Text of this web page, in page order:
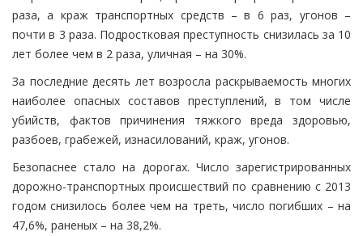
раза, а краж транспортных средств – в 6 раз, угонов –
почти в 3 раза. Подростковая преступность снизилась за 10
лет более чем в 2 раза, уличная – на 30%.
За последние десять лет возросла раскрываемость многих
наиболее опасных составов преступлений, в том числе
убийств, фактов причинения тяжкого вреда здоровью,
разбоев, грабежей, изнасилований, краж, угонов.
Безопаснее стало на дорогах. Число зарегистрированных
дорожно-транспортных происшествий по сравнению с 2013
годом снизилось более чем на треть, число погибших – на
47,6%, раненых – на 38,2%.